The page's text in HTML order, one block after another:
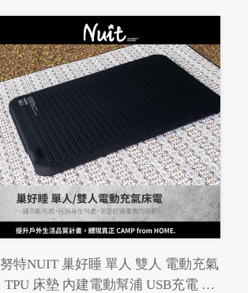
努特NUIT 巢好睡 單人 雙人 電動充氣
TPU 床墊 內建電動幫浦 USB充電 露